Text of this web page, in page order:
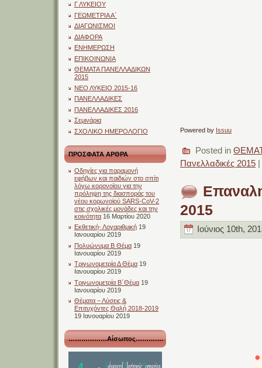
Γ ΛΥΚΕΙΟΥ
ΓΕΩΜΕΤΡΙΑ Α΄
ΔΙΑΓΩΝΙΣΜΟΙ
ΔΙΑΦΟΡΑ
ΕΝΗΜΕΡΩΣΗ
ΕΠΙΚΟΙΝΩΝΙΑ
ΘΕΜΑΤΑ ΠΑΝΕΛΛΑΔΙΚΩΝ
2015
ΝΕΟ ΛΥΚΕΙΟ 2015-16
ΠΑΝΕΛΛΑΔΙΚΕΣ
ΠΑΝΕΛΛΑΔΙΚΕΣ 2016
Σεμινάρια
ΣΧΟΛΙΚΟ ΗΜΕΡΟΛΟΓΙΟ
ΠΡΟΣΦΑΤΑ ΑΡΘΡΑ
Οδηγίες για παραμονή
εφήβων και παιδιών στο σπίτι
λόγω κορονοϊου για την
πρόληψη της διασποράς του
νέου κορωνοϊού SARS-CoV-2
στις σχολικές μονάδες και την
κοινότητα 16 Μαρτίου 2020
Εκθετική- Λογαριθμική 19
Ιανουαρίου 2019
Πολυώνυμα Β Θέμα 19
Ιανουαρίου 2019
Τριγωνομετρία Δ Θέμα 19
Ιανουαρίου 2019
Τριγωνομετρία Β΄Θέμα 19
Ιανουαρίου 2019
Θέματα – Λύσεις &
Επιτυχόντες Θαλή 2018-2019
19 Ιανουαρίου 2019
………………Αίσωπος………….
Powered by Issuu
Posted in
Πανελλαδικές 2015 |
2015
Ιούνιος 10th,